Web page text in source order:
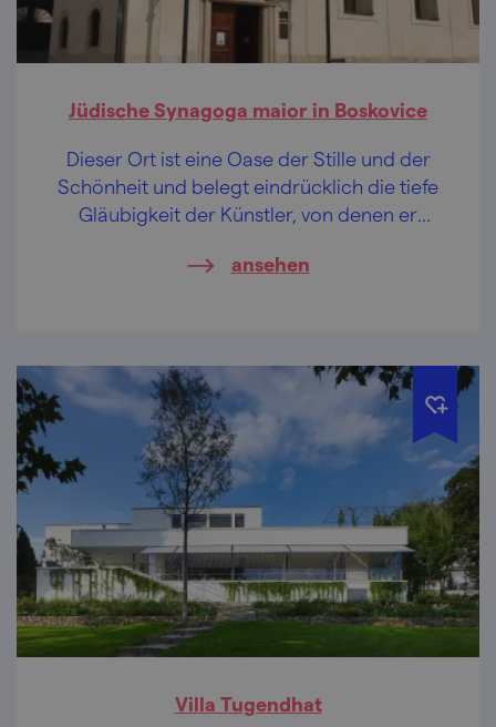
Jüdische Synagoga maior in Boskovice
Dieser Ort ist eine Oase der Stille und der
Schönheit und belegt eindrücklich die tiefe
Gläubigkeit der Künstler, von denen er
Ort der Meditation.
ansehen
Villa Tugendhat